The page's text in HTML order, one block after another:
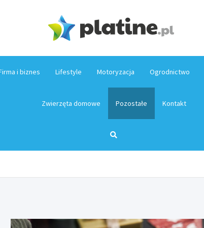
i biznes Lifestyle Motoryzacja Ogrodnictwo
Zwierzęta domowe Pozostałe Kontakt